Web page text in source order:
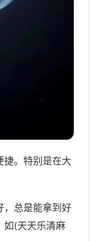
捷。特别是在大
，总是能拿到好
如(天天乐清麻